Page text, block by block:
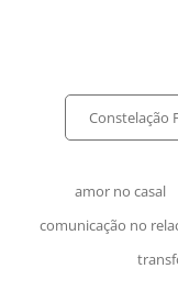
Constelação
amor no casal
comunicação no